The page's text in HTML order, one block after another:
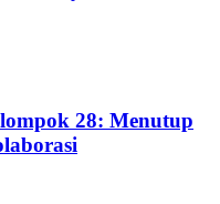
28: Menutup